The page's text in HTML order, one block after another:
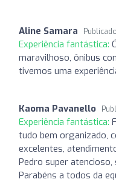
Aline Samara
Experiência fantástica:
maravilhoso, ônibus
tivemos uma
Kaoma Pavanello
Experiência fantástica:
tudo bem organizado,
excelentes,
Pedro super atencioso,
Parabéns a todos da